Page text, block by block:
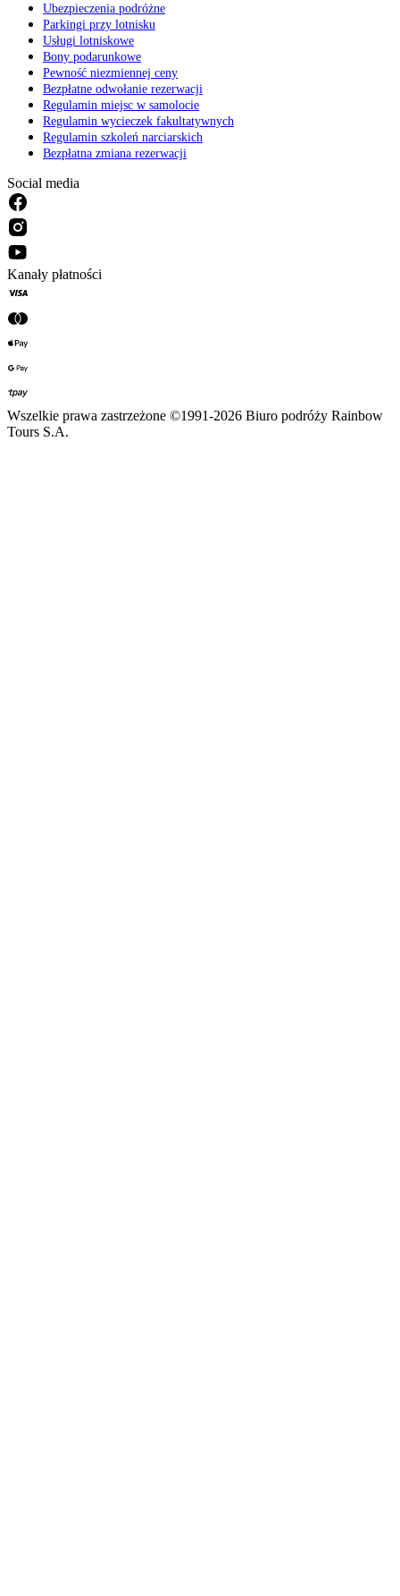
Ubezpieczenia podróżne
Parkingi przy lotnisku
Usługi lotniskowe
Bony podarunkowe
Pewność niezmiennej ceny
Bezpłatne odwołanie rezerwacji
Regulamin miejsc w samolocie
Regulamin wycieczek fakultatywnych
Regulamin szkoleń narciarskich
Bezpłatna zmiana rezerwacji
Social media
Kanały płatności
Wszelkie prawa zastrzeżone ©1991-2026 Biuro podróży Rainbow
Tours S.A.